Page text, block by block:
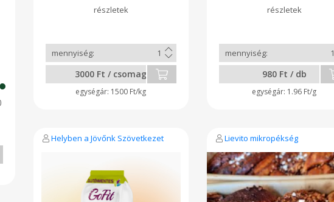
3000 Ft / csomag
1500 Ft/kg
keverhető jó nedvszívó
képessége miatt. Panírban, pankó
sütemények pl.:kakaós csiga,
rudak, pogácsa tésztájában
feltétjeként
Kevertsütemények pl.:
alkotóeleme.
alapanyagaként kiváló.
folyamaton keresztül
csomagolásig -
ellenőrzött körülmények
készülnek.
keresztszennyeződések
megakadályozására
technológiát alkalmazunk.
980 Ft / db
1.96 Ft/g
Helyben a Jövőnk Szövetkezet Lievito mikropékség